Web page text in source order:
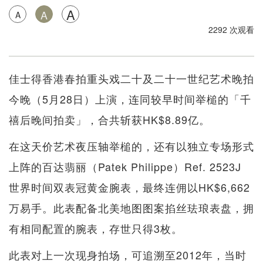
A A A
2292 次观看
佳士得香港春拍重头戏二十及二十一世纪艺术晚拍
今晚（5月28日）上演，连同较早时间举槌的「千
禧后晚间拍卖」，合共斩获HK$8.89亿。
在这天价艺术夜压轴举槌的，还有以独立专场形式
上阵的百达翡丽（Patek Philippe）Ref. 2523J
世界时间双表冠黄金腕表，最终连佣以HK$6,662
万易手。此表配备北美地图图案掐丝珐琅表盘，拥
有相同配置的腕表，存世只得3枚。
此表对上一次现身拍场，可追溯至2012年，当时